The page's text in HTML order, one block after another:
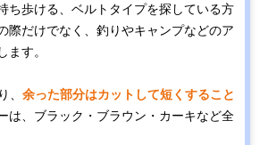
ち歩ける、ベルトタイプを探している方
際だけでなく、釣りやキャンプなどのア
ます。
、 余った部分はカットして短くすること
は、ブラック・ブラウン・カーキなど全